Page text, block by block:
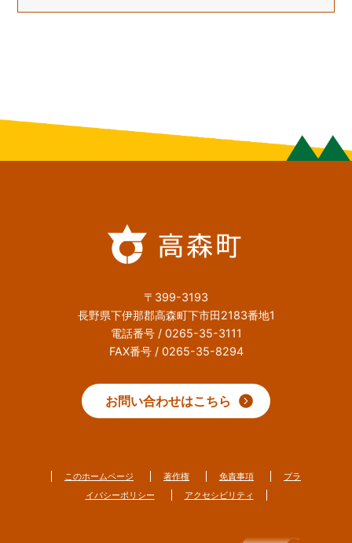
〒399-3193
長野県下伊那郡高森町下市田2183番地1
電話番号 / 0265-35-3111
FAX番号 / 0265-35-8294
お問い合わせはこちら
このホームページ 著作権 免責事項
プラ
イバシーポリシー
アクセシビリティ